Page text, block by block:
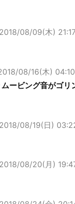
2018/08/09(木)
08/16(木)
ービング音がゴリ
2018/08/19(日)
2018/08/20(月)